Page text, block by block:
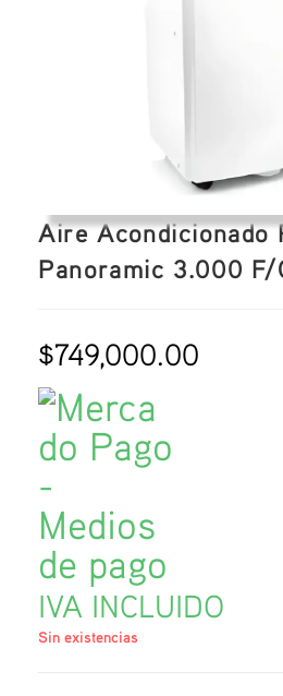
Aire Acondicionado
Panoramic 3.000 F/
$749,000.00
IVA INCLUIDO
Sin existencias